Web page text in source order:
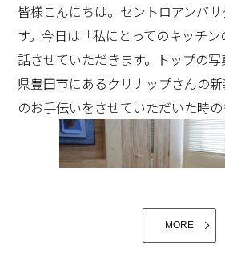
その他、ワイングラスも洗える大
フードプロセッサーなどの多種多
り収納できるキャビネットなど、「
た！」と私を含めた皆様の声が聞こ
上、CENTROキッチンの魅力を駆
と思われた方に朗報です。新宿だけ
阪、福岡にもCENTROキッチンの
皆様こんにちは。セントロアンバ
す。今日は「私にとってのキッチ
話させていただきます。トップの
県豊田市にあるクリナップさんの
のお手伝いをさせていただいた時の
MORE